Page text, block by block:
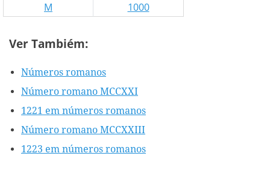
M
1000
Ver Tambiém:
Números romanos
Número romano MCCXXI
1221 em números romanos
Número romano MCCXXIII
1223 em números romanos